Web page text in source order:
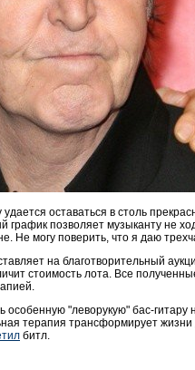
оставаться в столь
график позволяет музыканту не
Не могу поверить, что я даю
на благотворительный
стоимость лота. Все
"леворукую" бас-
терапия трансформирует
битл.